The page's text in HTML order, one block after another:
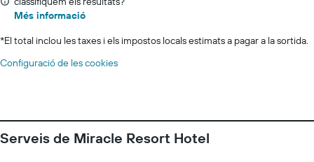
Més informació
*El total inclou les taxes i els impostos locals estimats a pagar a la sortida.
Configuració de les cookies
Serveis de Miracle Resort Hotel